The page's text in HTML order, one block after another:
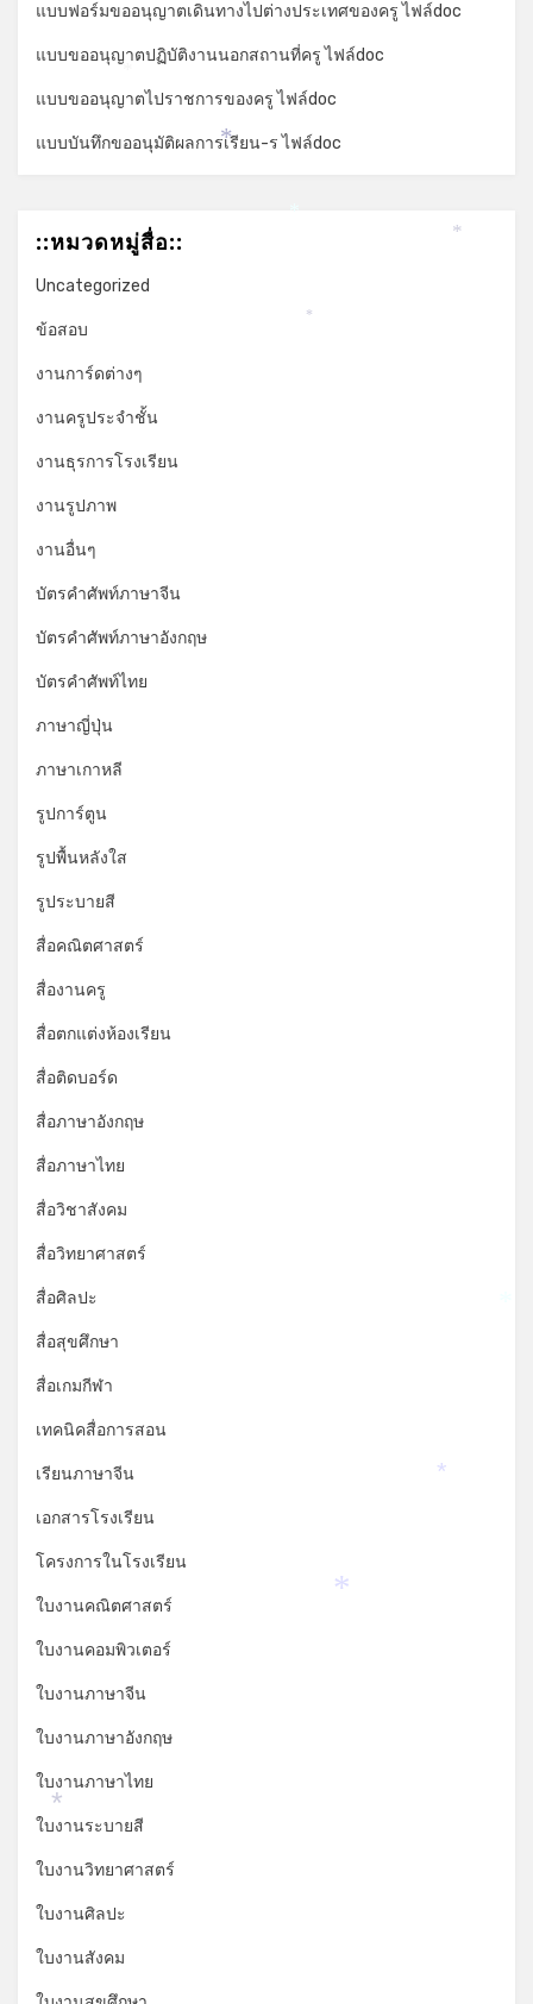
แบบฟอร์มขออนุญาตเดินทางไปต่างประเทศของครู ไฟล์doc
แบบขออนุญาตปฏิบัติงานนอกสถานที่ครู ไฟล์doc
แบบขออนุญาตไปราชการของครู ไฟล์doc
แบบบันทึกขออนุมัติผลการเรียน-ร ไฟล์doc
::หมวดหมู่สื่อ::
Uncategorized
ข้อสอบ
งานการ์ดต่างๆ
งานครูประจำชั้น
งานธุรการโรงเรียน
งานรูปภาพ
งานอื่นๆ
บัตรคำศัพท์ภาษาจีน
บัตรคำศัพท์ภาษาอังกฤษ
บัตรคำศัพท์ไทย
ภาษาญี่ปุ่น
ภาษาเกาหลี
รูปการ์ตูน
รูปพื้นหลังใส
รูประบายสี
สื่อคณิตศาสตร์
สื่องานครู
สื่อตกแต่งห้องเรียน
สื่อติดบอร์ด
สื่อภาษาอังกฤษ
สื่อภาษาไทย
สื่อวิชาสังคม
สื่อวิทยาศาสตร์
สื่อศิลปะ
สื่อสุขศึกษา
สื่อเกมกีฬา
เทคนิคสื่อการสอน
เรียนภาษาจีน
เอกสารโรงเรียน
โครงการในโรงเรียน
ใบงานคณิตศาสตร์
ใบงานคอมพิวเตอร์
ใบงานภาษาจีน
ใบงานภาษาอังกฤษ
ใบงานภาษาไทย
ใบงานระบายสี
ใบงานวิทยาศาสตร์
ใบงานศิลปะ
ใบงานสังคม
*
*